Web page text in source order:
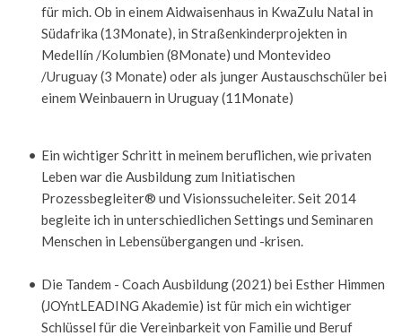
für mich. Ob in einem Aidwaisenhaus in KwaZulu Natal in
Südafrika (13Monate), in Straßenkinderprojekten in
Medellín /Kolumbien (8Monate) und Montevideo
/Uruguay (3 Monate) oder als junger Austauschschüler bei
einem Weinbauern in Uruguay (11Monate)
Ein wichtiger Schritt in meinem beruflichen, wie privaten
Leben war die Ausbildung zum Initiatischen
Prozessbegleiter® und Visionssucheleiter. Seit 2014
begleite ich in unterschiedlichen Settings und Seminaren
Menschen in Lebensübergangen und -krisen.
Die Tandem - Coach Ausbildung (2021) bei Esther Himmen
(JOYntLEADING Akademie) ist für mich ein wichtiger
Schlüssel für die Vereinbarkeit von Familie und Beruf